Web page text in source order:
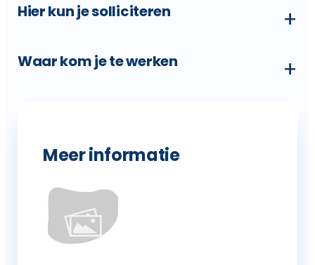
Hier kun je solliciteren +
Waar kom je te werken +
Meer informatie